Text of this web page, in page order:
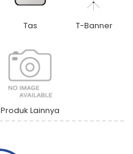
Tas T-Banner
Produk Lainnya